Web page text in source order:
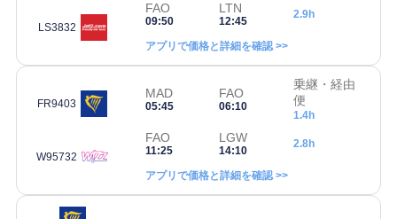
LS3832
FAO
09:50
LTN
12:45
2.9h
アプリで価格と詳細を確認 >>
FR9403
MAD
05:45
FAO
06:10
乗継・経由
便
1.4h
W95732
FAO
11:25
LGW
14:10
2.8h
アプリで価格と詳細を確認 >>